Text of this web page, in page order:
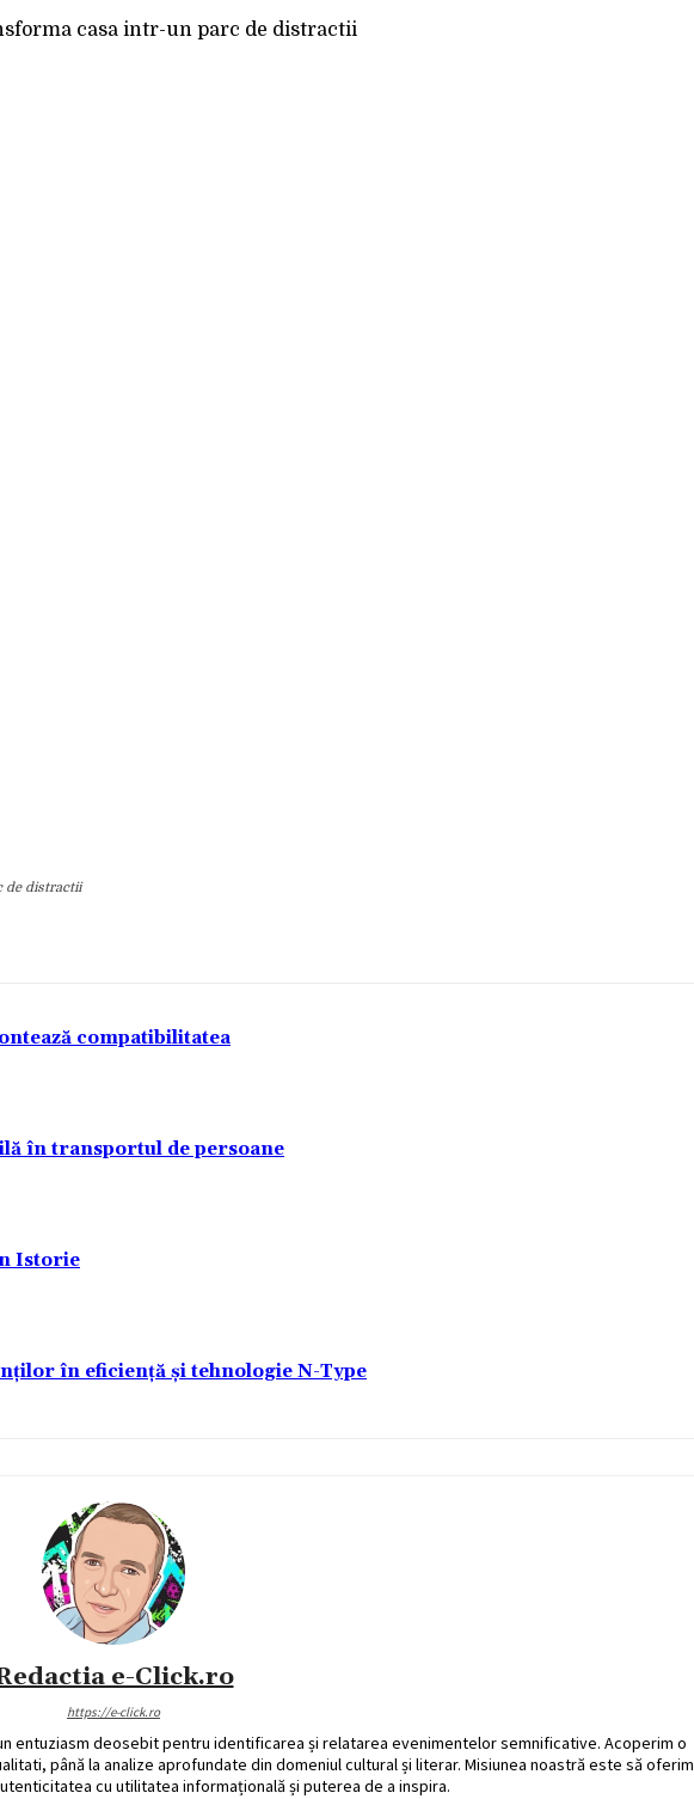
de distractii
compatibilitatea
în transportul de persoane
Istorie
în eficiență și tehnologie N-Type
e-Click.ro
https://e-click.ro
entuziasm deosebit pentru identificarea și relatarea evenimentelor semnificative. Acoperim o
până la analize aprofundate din domeniul cultural și literar. Misiunea noastră este să oferim
cu utilitatea informațională și puterea de a inspira.